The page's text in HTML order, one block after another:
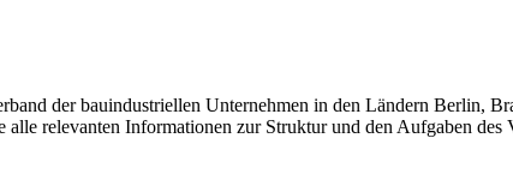
der bauindustriellen Unternehmen in den Ländern Berlin,
relevanten Informationen zur Struktur und den Aufgaben des